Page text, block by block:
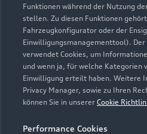
Funktionen während der Nutzung
stellen. Zu diesen Funktionen
Fahrzeugkonfigurator oder der
Einwilligungsmanagementtool). Der
verwendet Cookies, um
und wenn ja, für welche Kategorien
Einwilligung erteilt haben. Weitere
Privacy Manager, sowie zu Ihren
können Sie in unserer Cookie
Performance Cookies
Modelle